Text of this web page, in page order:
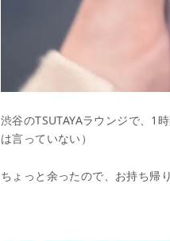
渋谷のTSUTAYAラウンジで、1
は言っていない）
ちょっと余ったので、お持ち帰